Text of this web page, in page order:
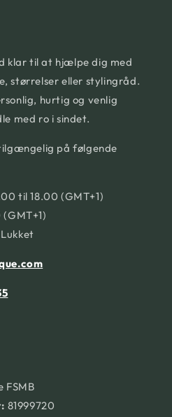
klar til at hjælpe dig med
størrelser eller stylingråd.
hurtig og venlig
med ro i sindet.
på følgende
til 18.00 (GMT+1)
FSMB
81999720